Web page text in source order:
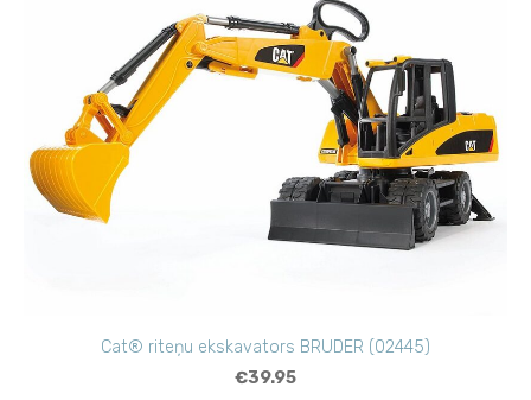
Cat® riteņu ekskavators BRUDER (02445)
€39.95